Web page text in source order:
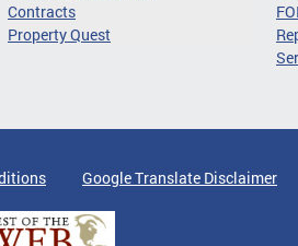
Contracts
Property Quest
Google Translate Disclaimer